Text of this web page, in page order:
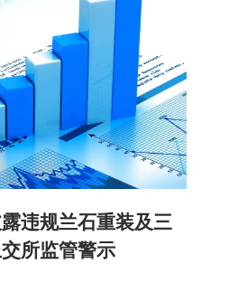
违规兰石重装及三
所监管警示